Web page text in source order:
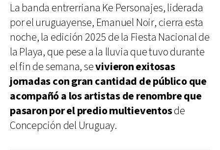
La banda entrerriana Ke Personajes, liderada
por el uruguayense, Emanuel Noir, cierra esta
noche, la edición 2025 de la Fiesta Nacional de
la Playa, que pese a la lluvia que tuvo durante
el fin de semana, sevivieron exitosas
jornadas con gran cantidad de público que
acompañó a los artistas de renombre que
pasaron por el predio multieventosde
Concepción del Uruguay.